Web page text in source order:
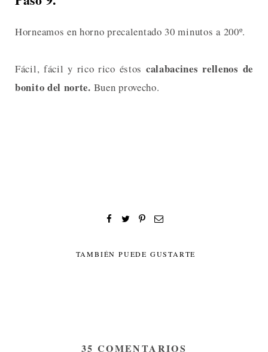
Horneamos en horno precalentado 30 minutos a 200º.
Fácil, fácil y rico rico éstos calabacines rellenos de
bonito del norte. Buen provecho.
TAMBIÉN PUEDE GUSTARTE
35 COMENTARIOS